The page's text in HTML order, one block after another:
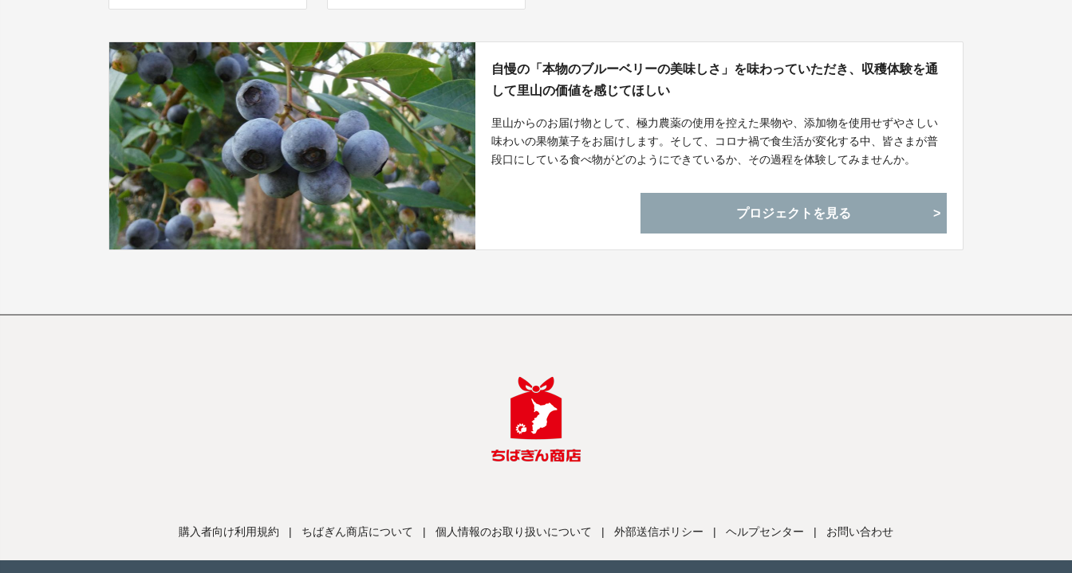
自慢の「本物のブルーベリーの美味しさ」を味わっていただき、収穫体験を通
して里山の価値を感じてほしい
里山からのお届け物として、極力農薬の使用を控えた果物や、添加物を使用せずやさしい
味わいの果物菓子をお届けします。そして、コロナ禍で食生活が変化する中、皆さまが普
段口にしている食べ物がどのようにできているか、その過程を体験してみませんか。
プロジェクトを見る
購入者向け利用規約 | ちばぎん商店について | 個人情報のお取り扱いについて | 外部送信ポリシー | ヘルプセンター | お問い合わせ